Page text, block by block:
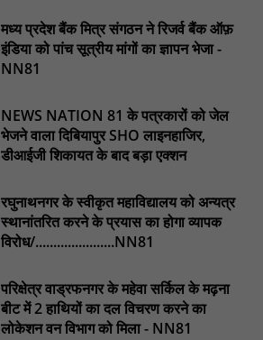
मध्य प्रदेश बैंक मित्र संगठन ने रिजर्व बैंक ऑफ़
इंडिया को पांच सूत्रीय मांगों का ज्ञापन भेजा -
NN81
NEWS NATION 81 के पत्रकारों को जेल
भेजने वाला दिबियापुर SHO लाइनहाजिर,
डीआईजी शिकायत के बाद बड़ा एक्शन
रघुनाथनगर के स्वीकृत महाविद्यालय को अन्यत्र
स्थानांतरित करने के प्रयास का होगा व्यापक
विरोध/......................NN81
परिक्षेत्र वाड्रफनगर के महेवा सर्किल के मढ़ना
बीट में 2 हाथियों का दल विचरण करने का
लोकेशन वन विभाग को मिला - NN81